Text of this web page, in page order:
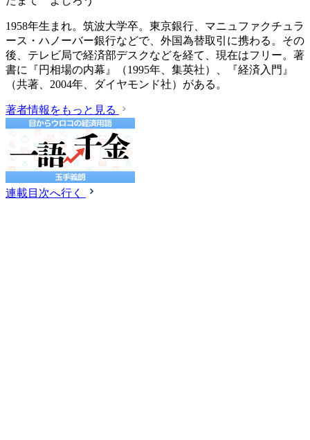
1958年生まれ。筑波大学卒。東京銀行、マニュファクチュラ
ース・ハノーバー銀行などで、外国為替取引に携わる。その
後、テレビ局で経済部デスクなどを経て、現在はフリー。著
書に『円相場の内幕』（1995年、集英社）、『経済入門』
（共著、2004年、ダイヤモンド社）がある。
著者情報をもっと見る
連載目次へ行く